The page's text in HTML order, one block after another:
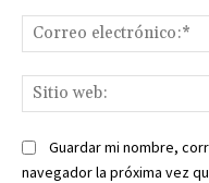
Guardar mi nombre,
navegador la próxima vez